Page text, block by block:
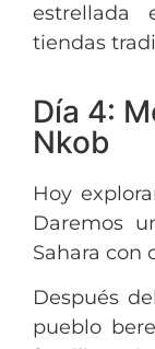
tiendas
Día 4:
Nkob
Hoy
Daremos
Sahara con
Después
pueblo